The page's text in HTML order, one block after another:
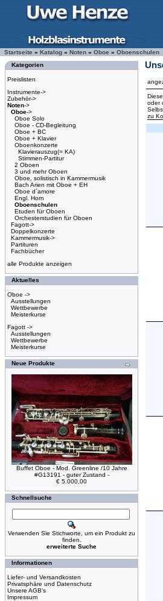
Startseite » Katalog » Noten » Oboe » Oboenschulen
Kategorien
Preislisten
Instrumente->
Zubehör->
Noten->
Oboe->
Oboe Solo
Oboe - CD-Begleitung
Oboe + BC
Oboe + Klavier
Oboenkonzerte
Klavierauszug(= KA)
Stimmen-Partitur
2 Oboen
3 und mehr Oboen
Oboe, solistisch in Kammermusik
Bach Arien mit Oboe + EH
Oboe d´amore
Engl. Horn
Oboenschulen
Etuden für Oboen
Orchesterstudien für Oboen
Fagott->
Doppelkonzerte
Kammermusik->
Partituren
Fachbücher
alle Produkte anzeigen
Aktuelles
Oboe ->
Ausstellungen
Wettbewerbe
Meisterkurse
Fagott ->
Ausstellungen
Wettbewerbe
Meisterkurse
Neue Produkte
Buffet Oboe - Mod. Greenline /10 Jahre
#G13191 - guter Zustand -
€ 5.000,00
Schnellsuche
Verwenden Sie Stichworte, um ein Produkt zu
finden.
erweiterte Suche
Informationen
Liefer- und Versandkosten
Privatsphäre und Datenschutz
Unsere AGB's
Impressum
oder
zu